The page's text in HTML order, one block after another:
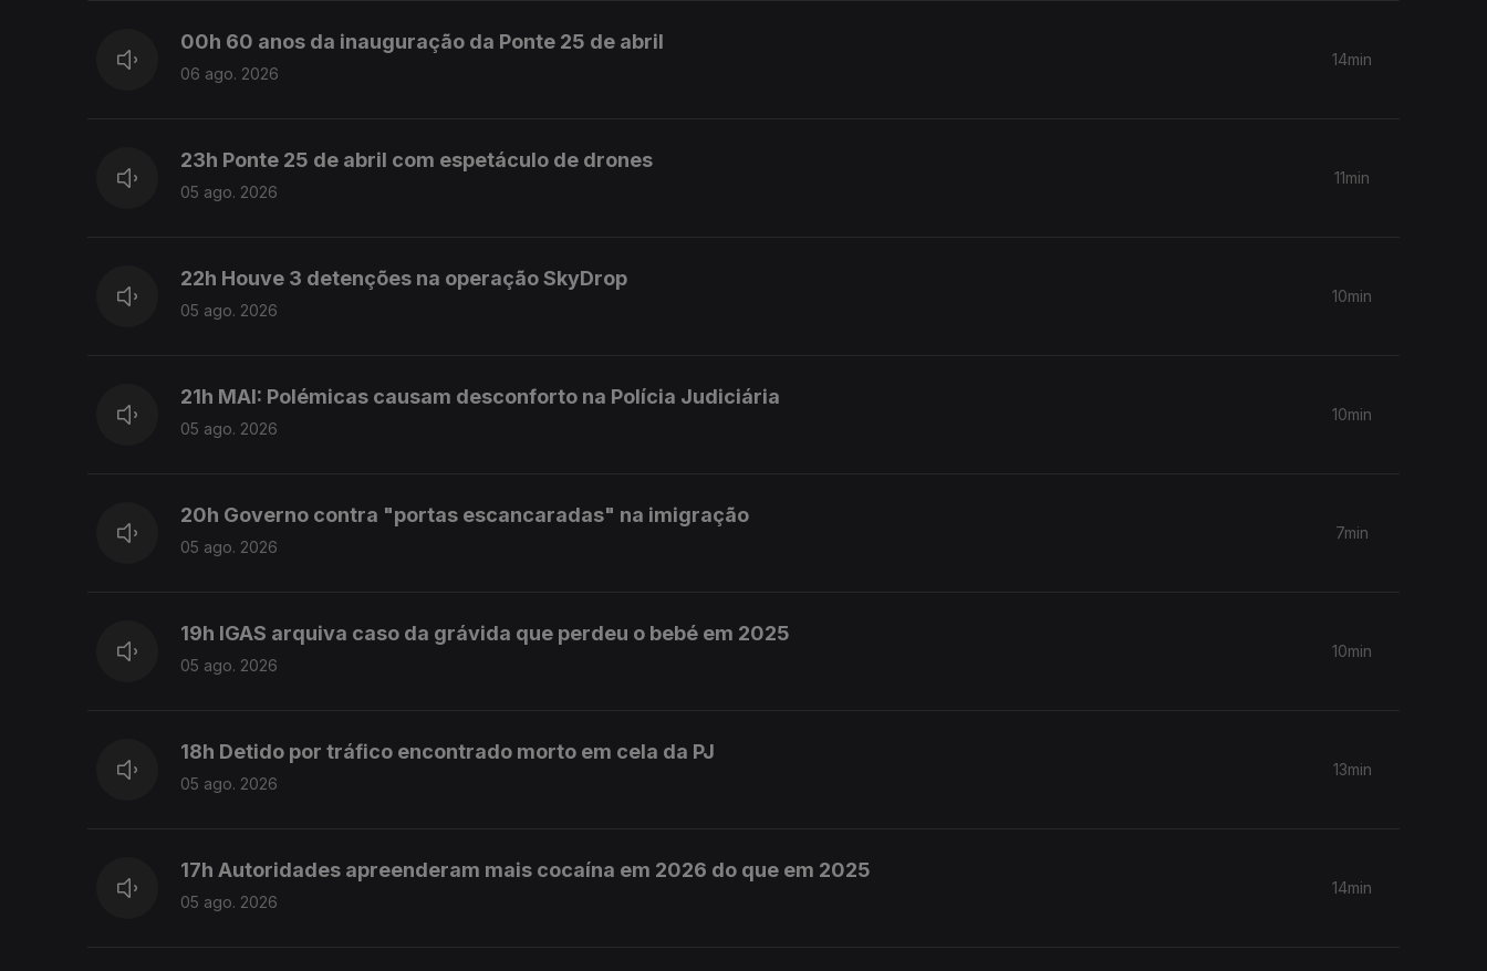
00h 60 anos da inauguração da Ponte 25 de abril
06 ago. 2026
14min
23h Ponte 25 de abril com espetáculo de drones
05 ago. 2026
11min
22h Houve 3 detenções na operação SkyDrop
05 ago. 2026
10min
21h MAI: Polémicas causam desconforto na Polícia Judiciária
05 ago. 2026
10min
20h Governo contra "portas escancaradas" na imigração
05 ago. 2026
7min
19h IGAS arquiva caso da grávida que perdeu o bebé em 2025
05 ago. 2026
10min
18h Detido por tráfico encontrado morto em cela da PJ
05 ago. 2026
13min
17h Autoridades apreenderam mais cocaína em 2026 do que em 2025
05 ago. 2026
14min